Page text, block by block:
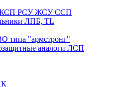
РСУ ЖСУ ССП
ЛПБ, TL
типа "армстронг"
аналоги ЛСП